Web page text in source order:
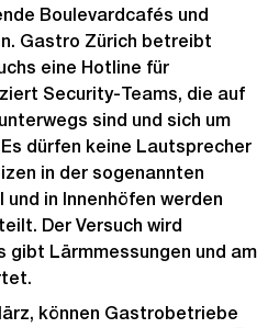
Boulevardcafés und
Gastro Zürich betreibt
eine Hotline für
Security-Teams, die auf
sind und sich um
dürfen keine Lautsprecher
in der sogenannten
in Innenhöfen werden
Der Versuch wird
Lärmmessungen und am
können Gastrobetriebe